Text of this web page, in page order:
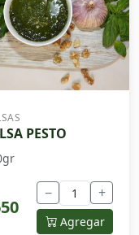
PESTO
− +
Agregar